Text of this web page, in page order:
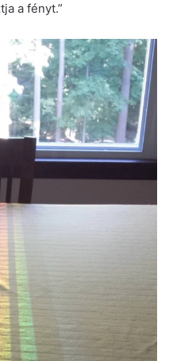
a fényt.”